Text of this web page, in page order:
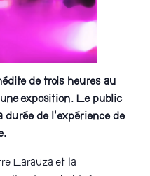
de trois heures au
exposition. Le public
durée de l’expérience de
Larauza et la